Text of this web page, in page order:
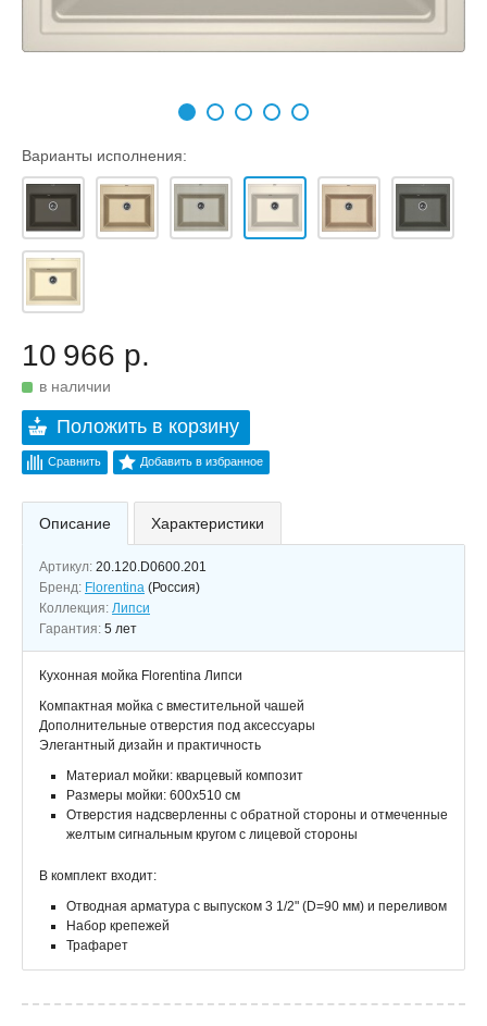
Варианты исполнения:
10 966 р.
в наличии
Положить в корзину
Сравнить Добавить в избранное
Описание Характеристики
Артикул: 20.120.D0600.201
Бренд: Florentina (Россия)
Коллекция: Липси
Гарантия: 5 лет
Кухонная мойка Florentina Липси
Компактная мойка с вместительной чашей
Дополнительные отверстия под аксессуары
Элегантный дизайн и практичность
Материал мойки: кварцевый композит
Размеры мойки: 600x510 см
Отверстия надсверленны с обратной стороны и отмеченные
желтым сигнальным кругом с лицевой стороны
В комплект входит:
Отводная арматура с выпуском 3 1/2" (D=90 мм) и переливом
Набор крепежей
Трафарет